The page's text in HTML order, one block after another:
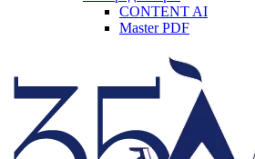
CONTENT AI
Master PDF